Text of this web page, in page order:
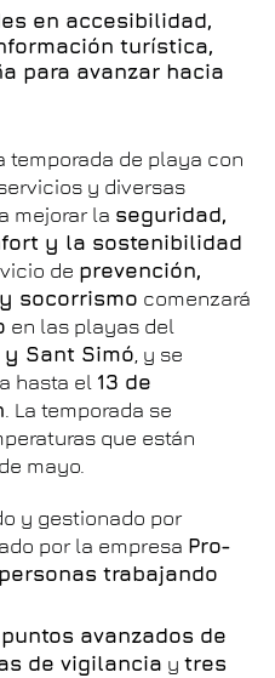
en accesibilidad,
turística,
para avanzar hacia
temporada de playa con
y diversas
mejorar la seguridad,
y la sostenibilidad
de prevención,
socorrismo comenzará
en las playas del
y Sant Simó, y se
hasta el 13 de
. La temporada se
que están
mayo.
y gestionado por
por la empresa Pro-
trabajando
avanzados de
de vigilancia y tres